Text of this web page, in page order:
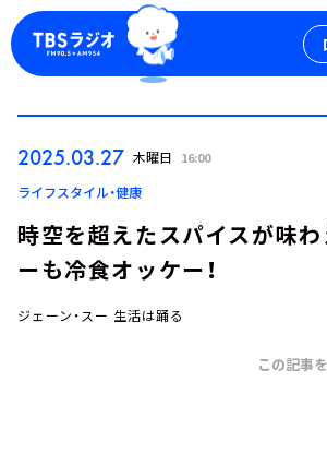
ログイン
2025.03.27 木曜日 16:00
ライフスタイル・健康
時空を超えたスパイスが味わ
ーも冷食オッケー！
ジェーン・スー 生活は踊る
この記事